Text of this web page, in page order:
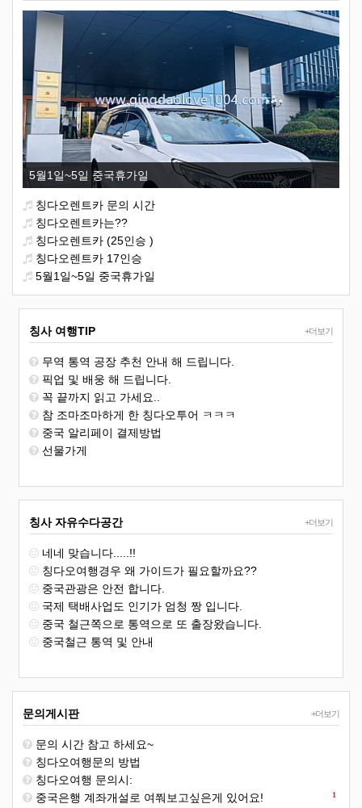
5월1일~5일 중국휴가일
칭다오렌트카 문의 시간
칭다오렌트카는??
칭다오렌트카 (25인승 )
칭다오렌트카 17인승
5월1일~5일 중국휴가일
+더보기
칭사 여행TIP
무역 통역 공장 추천 안내 해 드립니다.
픽업 및 배웅 해 드립니다.
꼭 끝까지 읽고 가세요..
참 조마조마하게 한 칭다오투어 ㅋㅋㅋ
중국 알리페이 결제방법
선물가게
+더보기
칭사 자유수다공간
네네 맞습니다.....!!
칭다오여행경우 왜 가이드가 필요할까요??
중국관광은 안전 합니다.
국제 택배사업도 인기가 엄청 짱 입니다.
중국 철근쪽으로 통역으로 또 출장왔습니다.
중국철근 통역 및 안내
+더보기
문의게시판
문의 시간 참고 하세요~
칭다오여행문의 방법
칭다오여행 문의시:
1
중국은행 계좌개설로 여쭤보고싶은게 있어요!